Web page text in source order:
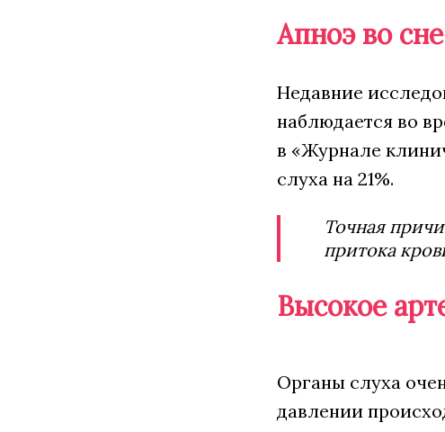
Апноэ во сне
Недавние
наблюдается во
в «Журнале
слуха на 21%.
Точная
притока
Высокое
Органы слуха
давлении